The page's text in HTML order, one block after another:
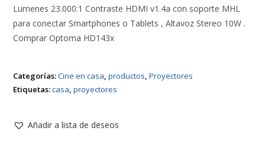
Lumenes 23.000:1 Contraste HDMI v1.4a con soporte MHL
para conectar Smartphones o Tablets , Altavoz Stereo 10W .
Comprar Optoma HD143x
Categorías:Cine en casa,productos,Proyectores
Etiquetas:casa,proyectores
Añadir a lista de deseos